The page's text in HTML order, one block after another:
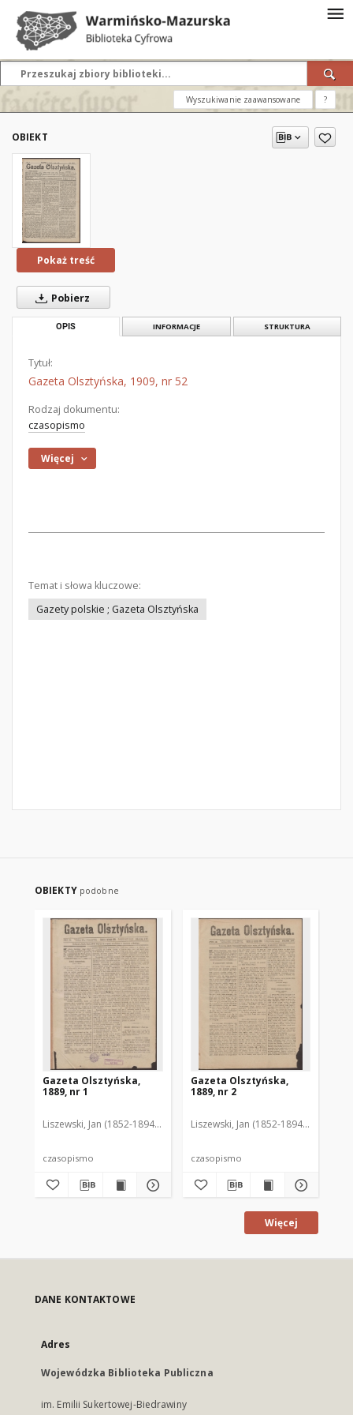
Wyszukiwanie zaawansowane ?
OBIEKT
Pokaż treść
Pobierz
OPIS INFORMACJE STRUKTURA
Tytuł:
Gazeta Olsztyńska, 1909, nr 52
Rodzaj dokumentu:
czasopismo
Więcej
Temat i słowa kluczowe:
Gazety polskie ; Gazeta Olsztyńska
OBIEKTY podobne
Gazeta Olsztyńska,
1889, nr 1
Liszewski, Jan (1852-1894). Red.
czasopismo
Gazeta Olsztyńska,
1889, nr 2
Liszewski, Jan (1852-1894). Red.
czasopismo
Więcej
DANE KONTAKTOWE
Adres
Wojewódzka Biblioteka Publiczna
im. Emilii Sukertowej-Biedrawiny